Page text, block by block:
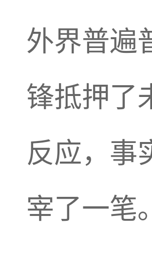
外界普遍
锋抵押了
反应，事
宰了一笔。